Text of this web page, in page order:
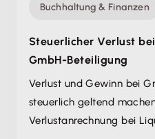
Buchhaltung & Finanzen
Steuerlicher Verlust
GmbH-Beteiligung
Verlust und Gewinn bei
steuerlich geltend
Verlustanrechnung bei